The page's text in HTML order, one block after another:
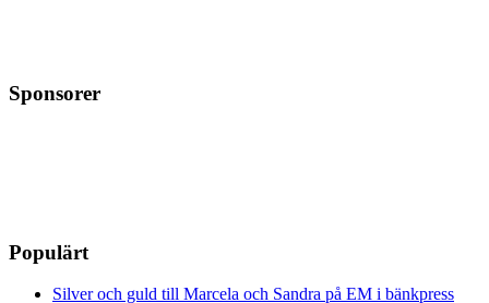
Sponsorer
Populärt
Silver och guld till Marcela och Sandra på EM i bänkpress